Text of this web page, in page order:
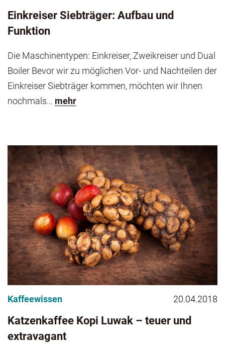
Einkreiser Siebträger: Aufbau und
Funktion
Die Maschinentypen: Einkreiser, Zweikreiser und Dual
Boiler Bevor wir zu möglichen Vor- und Nachteilen der
Einkreiser Siebträger kommen, möchten wir Ihnen
nochmals... mehr
Kaffeewissen 20.04.2018
Katzenkaffee Kopi Luwak – teuer und
extravagant